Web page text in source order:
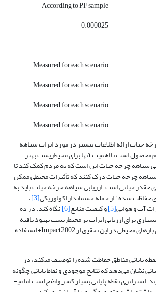
According to PF sample
0.000025
Measured for each scenario
Measured for each scenario
Measured for each scenario
Measured for each scenario
حیات ارائه اطلاعات بیشتر در مورد اثرات سیاهه
است تا اهمیت آن­ها برای محیط‌زیست بهتر
سیاهه چرخه حیات این است که به مردم کمک کند تا
سیاهه چرخه حیات درک کنند که تأثیرات محیطی ممکن
چقدر حیاتی است. ارزیابی سیاهه چرخه حیات باید به
حفاظت شده" از جمله چشم­انداز اکولوژیکی[3] ،
آب و هوایی[5] و کیفیت منابع[6] نگاه کند. در ده
برای ارزیابی اثرات بر محیط‌زیست بهبود یافته
است. برای اندازه­گیری بارهای محیطی در این تحقیق از Impact2002+ استفاده
پایانی مناطق حفاظت شده را توصیف می­کند، در
نشان می‌دهد که نتایج موجودی و نقاط پایانی چگونه
بر یکدیگر تأثیر می­گذارند. استراتژی نقطه پایانی بسیار کمتر واضح است اما می­